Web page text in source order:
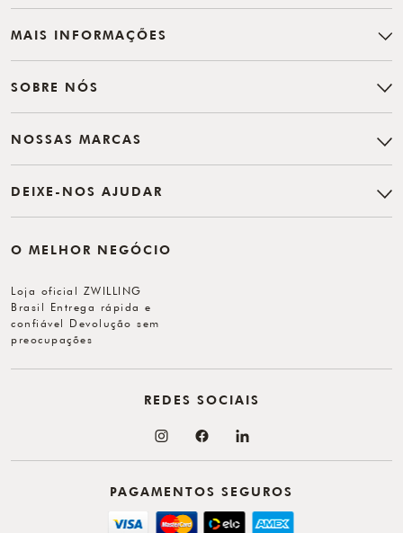
MAIS INFORMAÇÕES
SOBRE NÓS
NOSSAS MARCAS
DEIXE-NOS AJUDAR
O MELHOR NEGÓCIO
Loja oficial ZWILLING
Brasil Entrega rápida e
confiável Devolução sem
preocupações
PAGAMENTOS SEGUROS
REDES SOCIAIS